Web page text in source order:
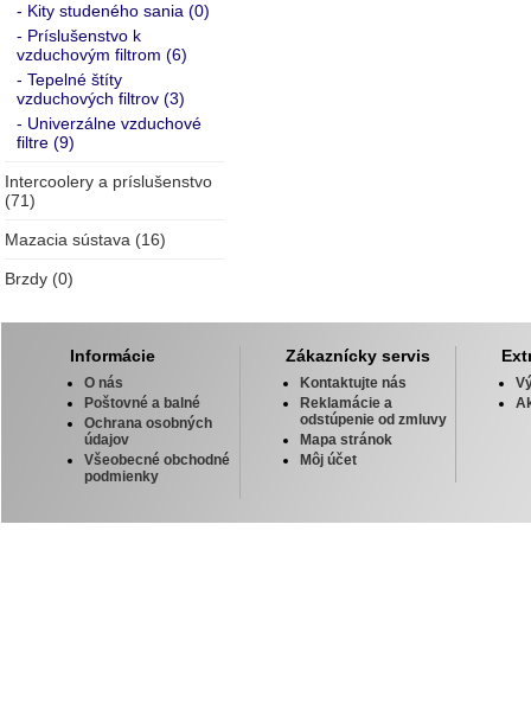
- Kity studeného sania (0)
- Príslušenstvo k
vzduchovým filtrom (6)
- Tepelné štíty
vzduchových filtrov (3)
- Univerzálne vzduchové
filtre (9)
Intercoolery a príslušenstvo
(71)
Mazacia sústava (16)
Brzdy (0)
Informácie
O nás
Poštovné a balné
Ochrana osobných
údajov
Všeobecné obchodné
podmienky
Zákaznícky servis
Kontaktujte nás
Reklamácie a
odstúpenie od zmluvy
Mapa stránok
Môj účet